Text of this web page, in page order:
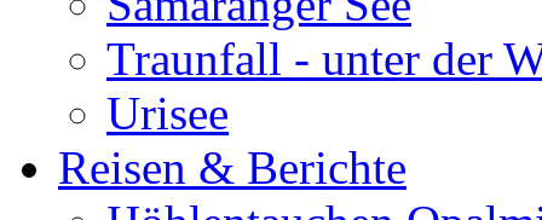
Traunfall - unter der
Urisee
Reisen & Berichte